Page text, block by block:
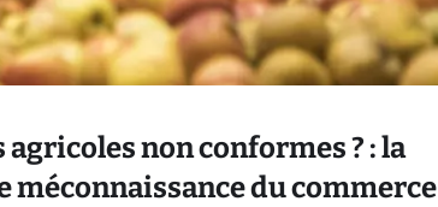
non conformes ? : la
du commerce